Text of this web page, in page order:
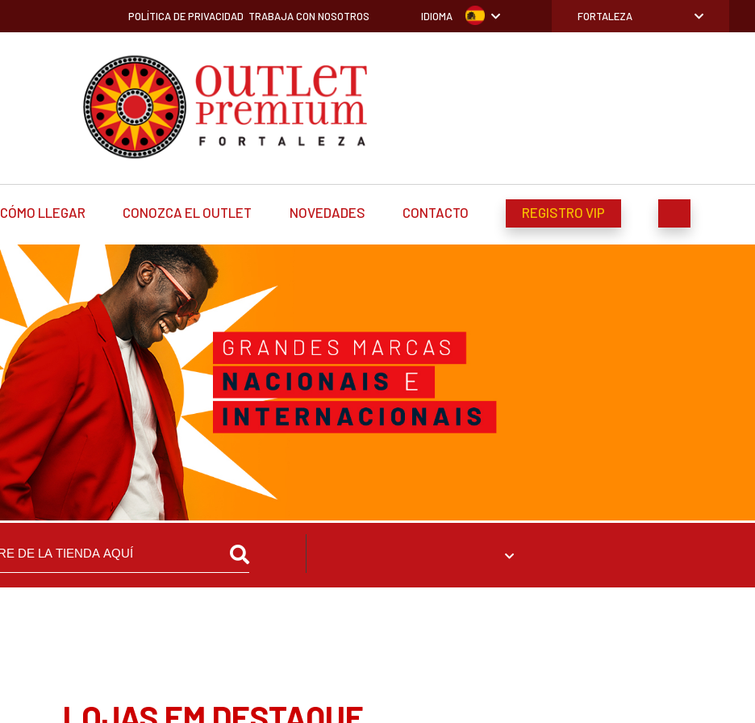
POLÍTICA DE PRIVACIDAD TRABAJA CON NOSOTROS IDIOMA FORTALEZA
CÓMO LLEGAR CONOZCA EL OUTLET NOVEDADES CONTACTO REGISTRO VIP